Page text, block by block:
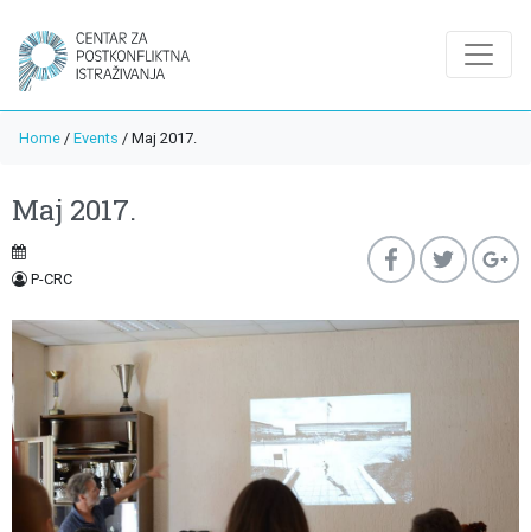
Home / Events / Maj 2017.
Maj 2017.
P-CRC